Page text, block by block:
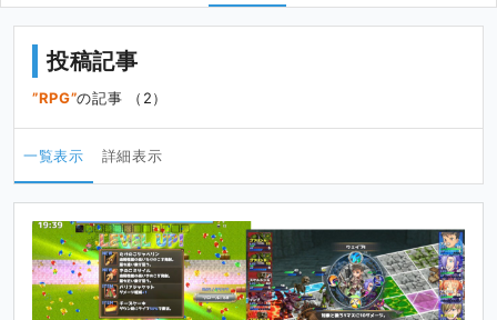
投稿記事
RPG の記事 （2）
一覧表示 詳細表示